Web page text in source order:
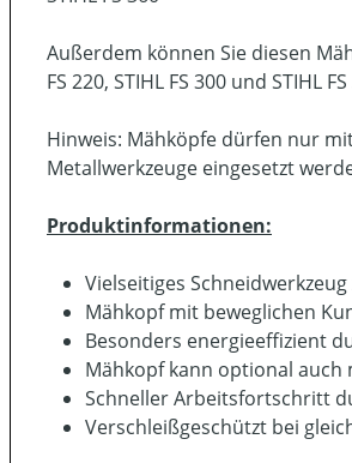
Außerdem können Sie diesen
FS 220, STIHL FS 300 und STIHL
Hinweis: Mähköpfe dürfen nur
Metallwerkzeuge eingesetzt
Produktinformationen:
Vielseitiges
Mähkopf mit beweglichen
Besonders energieeffizient
Mähkopf kann optional
Schneller Arbeitsfortschritt
Verschleißgeschützt bei